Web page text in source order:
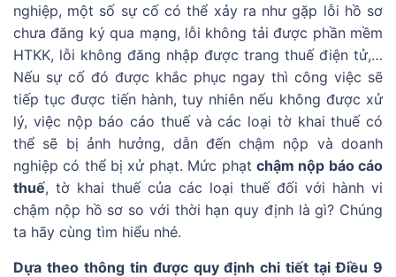
nghiệp, một số sự cố có thể xảy ra như gặp lỗi hồ sơ
chưa đăng ký qua mạng, lỗi không tải được phần mềm
HTKK, lỗi không đăng nhập được trang thuế điện tử,…
Nếu sự cố đó được khắc phục ngay thì công việc sẽ
tiếp tục được tiến hành, tuy nhiên nếu không được xử
lý, việc nộp báo cáo thuế và các loại tờ khai thuế có
thể sẽ bị ảnh hưởng, dẫn đến chậm nộp và doanh
nghiệp có thể bị xử phạt. Mức phạt chậm nộp báo cáo
thuế, tờ khai thuế của các loại thuế đối với hành vi
chậm nộp hồ sơ so với thời hạn quy định là gì? Chúng
ta hãy cùng tìm hiểu nhé.
Dựa theo thông tin được quy định chi tiết tại Điều 9